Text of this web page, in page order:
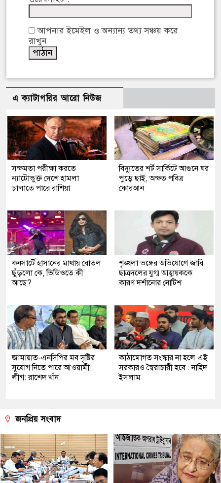
আপনার ইমেইল ও অন্যান্য তথ্য সঞ্চয় করে
রাখুন
এ ক্যাটাগরির আরো নিউজ
সক্ষমতা পরীক্ষা করতে
ন্যাটোভুক্ত দেশে হামলা
চালাতে পারে রাশিয়া
বিদ্যুতের শর্ট সার্কিটে আগুনে ঘর
পুড়ে ছাই, অক্ষত পবিত্র
কোরআন
কনসার্টে হাসানের মাথায় বোতল
ছুঁড়লো কে, ভিডিওতে কী
আছে?
শৃঙ্খলা ভঙ্গের অভিযোগে জাবি
ছাত্রদলের যুগ্ম আহ্বায়ককে
কারণ দর্শানোর নোটিশ
জামায়াত-এনসিপির মব সৃষ্টির
সুযোগ নিতে পারে আওয়ামী
লীগ: রাশেদ খাঁন
কাঠামোগত সংস্কার না হলে এই
সরকারও স্বৈরাচারী হবে : নাহিদ
ইসলাম
জনপ্রিয় সংবাদ